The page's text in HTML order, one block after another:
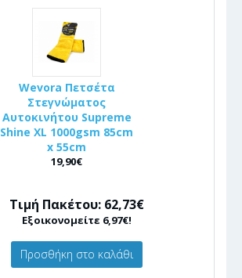
Wevora Πετσέτα
Στεγνώματος
Αυτοκινήτου Supreme
Shine XL 1000gsm 85cm
x 55cm
19,90€
Τιμή Πακέτου: 62,73€
Εξοικονομείτε 6,97€!
Προσθήκη στο καλάθι